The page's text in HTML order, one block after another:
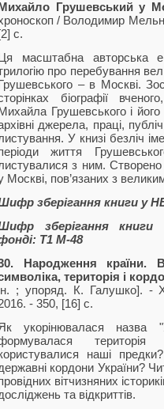
Михайло Грушевський у
/ Володимир
[2] с.
Ця масштабна авторська
про перебування
Грушевського – в Москві.
біографії
Михайла Грушевського і його
джерела, праці,
У книзі безліч
життя
з ним. Створено
Москві, пов’язаних з
зберігання книги у
зберігання книги
Т1 М-48
Народження країни.
територія і
; упоряд. К. Галушко]. -
- 350, [16] с.
укорінювалася назва
наші
кордони України?
вітчизняних
та відкриттів.